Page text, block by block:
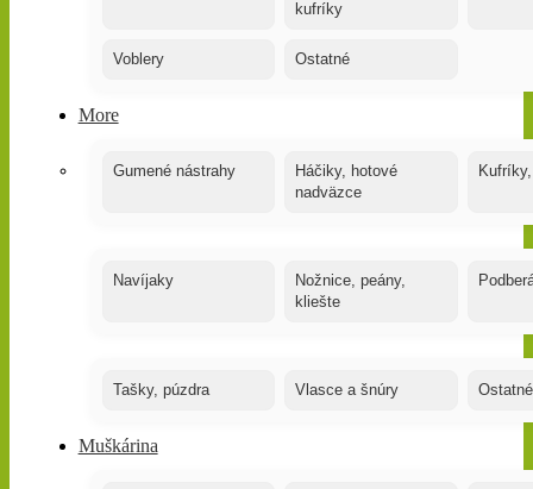
kufríky
Voblery Ostatné
More
Gumené nástrahy
Háčiky, hotové
nadväzce
Navíjaky
Nožnice, peány,
kliešte
Tašky, púzdra Vlasce a šnúry Ostatné
Muškárina